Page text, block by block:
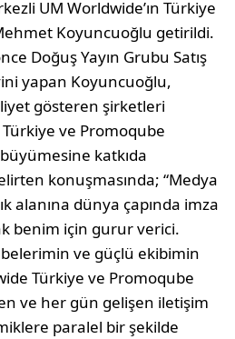
UM Worldwide’ın Türkiye
Koyuncuoğlu getirildi.
Doğuş Yayın Grubu Satış
yapan Koyuncuoğlu,
gösteren şirketleri
ve Promoqube
katkıda
konuşmasında; “Medya
alanına dünya çapında imza
benim için gurur verici.
ve güçlü ekibimin
Türkiye ve Promoqube
ve her gün gelişen iletişim
paralel bir şekilde